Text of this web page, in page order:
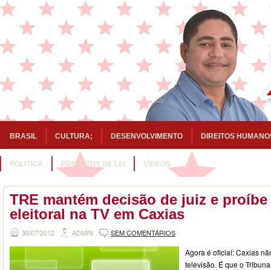
BRASIL CULTURA; DESENVOLVIMENTO DIREITOS
POLITICA PROJETOS DE LEI VÍDEOS
TRE mantém decisão de juiz e
eleitoral na TV em Caxias
30/07/2012 ADMIN SEM COMENTÁRIOS
Agora é oficial: Caxias
televisão. É que o